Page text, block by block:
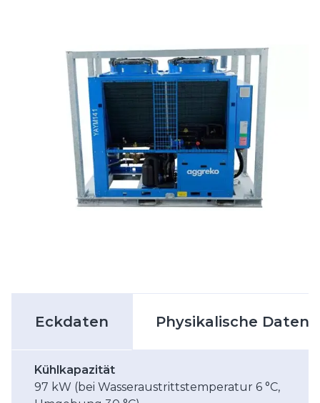
Eckdaten Physikalische Daten
Kühlkapazität
97 kW (bei Wasseraustrittstemperatur 6 °C,